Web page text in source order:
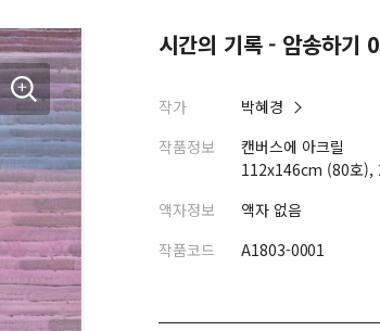
시간의 기록 - 암송하기
작가
박혜경
작품정보
캔버스에 아크릴
112x146cm (80호),
액자정보
액자 없음
작품코드
A1803-0001